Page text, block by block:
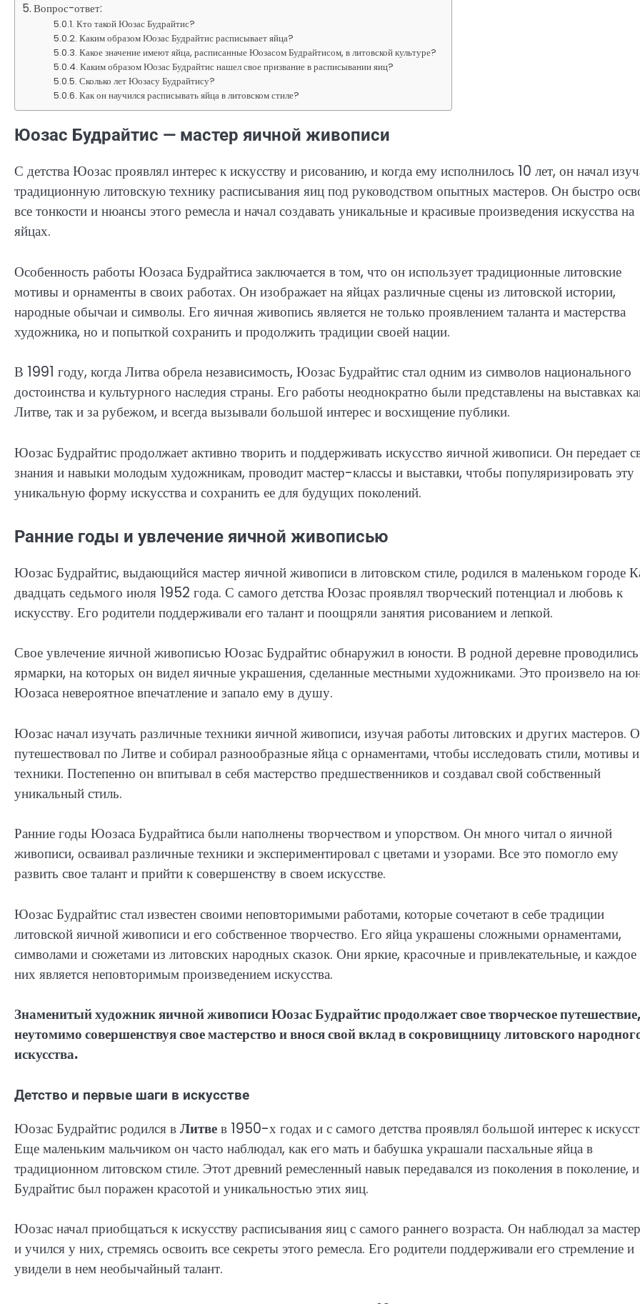
Вопрос-ответ:
Кто такой Юозас Будрайтис?
Каким образом Юозас Будрайтис расписывает яйца?
Какое значение имеют яйца, расписанные Юозасом Будрайтисом, в литовской культуре?
Каким образом Юозас Будрайтис нашел свое призвание в расписывании яиц?
Сколько лет Юозасу Будрайтису?
Как он научился расписывать яйца в литовском стиле?
Юозас Будрайтис — мастер яичной живописи
С детства Юозас проявлял интерес к искусству и рисованию, и когда ему исполнилось 10 лет, он начал
традиционную литовскую технику расписывания яиц под руководством опытных мастеров. Он быстро
все тонкости и нюансы этого ремесла и начал создавать уникальные и красивые произведения искусства на
яйцах.
Особенность работы Юозаса Будрайтиса заключается в том, что он использует традиционные литовские
мотивы и орнаменты в своих работах. Он изображает на яйцах различные сцены из литовской истории,
народные обычаи и символы. Его яичная живопись является не только проявлением таланта и мастерства
художника, но и попыткой сохранить и продолжить традиции своей нации.
В 1991 году, когда Литва обрела независимость, Юозас Будрайтис стал одним из символов национального
достоинства и культурного наследия страны. Его работы неоднократно были представлены на выставках
Литве, так и за рубежом, и всегда вызывали большой интерес и восхищение публики.
Юозас Будрайтис продолжает активно творить и поддерживать искусство яичной живописи. Он передает
знания и навыки молодым художникам, проводит мастер-классы и выставки, чтобы популяризировать эту
уникальную форму искусства и сохранить ее для будущих поколений.
Ранние годы и увлечение яичной живописью
Юозас Будрайтис, выдающийся мастер яичной живописи в литовском стиле, родился в маленьком городе
двадцать седьмого июля 1952 года. С самого детства Юозас проявлял творческий потенциал и любовь к
искусству. Его родители поддерживали его талант и поощряли занятия рисованием и лепкой.
Свое увлечение яичной живописью Юозас Будрайтис обнаружил в юности. В родной деревне проводились
ярмарки, на которых он видел яичные украшения, сделанные местными художниками. Это произвело на
Юозаса невероятное впечатление и запало ему в душу.
Юозас начал изучать различные техники яичной живописи, изучая работы литовских и других мастеров.
путешествовал по Литве и собирал разнообразные яйца с орнаментами, чтобы исследовать стили, мотивы и
техники. Постепенно он впитывал в себя мастерство предшественников и создавал свой собственный
уникальный стиль.
Ранние годы Юозаса Будрайтиса были наполнены творчеством и упорством. Он много читал о яичной
живописи, осваивал различные техники и экспериментировал с цветами и узорами. Все это помогло ему
развить свое талант и прийти к совершенству в своем искусстве.
Юозас Будрайтис стал известен своими неповторимыми работами, которые сочетают в себе традиции
литовской яичной живописи и его собственное творчество. Его яйца украшены сложными орнаментами,
символами и сюжетами из литовских народных сказок. Они яркие, красочные и привлекательные, и каждое
них является неповторимым произведением искусства.
Знаменитый художник яичной живописи Юозас Будрайтис продолжает свое творческое путешествие,
неутомимо совершенствуя свое мастерство и внося свой вклад в сокровищницу литовского
искусства.
Детство и первые шаги в искусстве
Юозас Будрайтис родился вЛитвев 1950-х годах и с самого детства проявлял большой интерес к
Еще маленьким мальчиком он часто наблюдал, как его мать и бабушка украшали пасхальные яйца в
традиционном литовском стиле. Этот древний ремесленный навык передавался из поколения в поколение, и
Будрайтис был поражен красотой и уникальностью этих яиц.
Юозас начал приобщаться к искусству расписывания яиц с самого раннего возраста. Он наблюдал за
и учился у них, стремясь освоить все секреты этого ремесла. Его родители поддерживали его стремление и
увидели в нем необычайный талант.